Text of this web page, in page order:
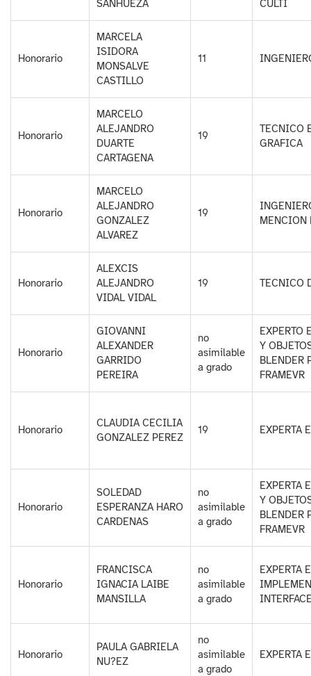
SANHUEZA
CULTI
Honorario
MARCELA
ISIDORA
MONSALVE
CASTILLO
11
Honorario
MARCELO
ALEJANDRO
DUARTE
CARTAGENA
19
TECNICO
GRAFICA
Honorario
MARCELO
ALEJANDRO
GONZALEZ
ALVAREZ
19
MENCION
Honorario
ALEXCIS
ALEJANDRO
VIDAL VIDAL
19 TECNICO
Honorario
GIOVANNI
ALEXANDER
GARRIDO
PEREIRA
no
asimilable
a grado
EXPERTO
Y
BLENDER
FRAMEVR
Honorario
CLAUDIA CECILIA
GONZALEZ PEREZ
19 EXPERTA
Honorario
SOLEDAD
ESPERANZA HARO
CARDENAS
no
asimilable
a grado
EXPERTA
Y
BLENDER
FRAMEVR
Honorario
FRANCISCA
IGNACIA LAIBE
MANSILLA
no
asimilable
a grado
EXPERTA
Honorario
PAULA GABRIELA
NU?EZ
no
asimilable
a grado
EXPERTA